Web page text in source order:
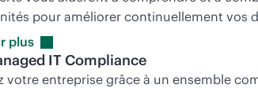
pour améliorer continuellement vos
plus
IT Compliance
votre entreprise grâce à un ensemble